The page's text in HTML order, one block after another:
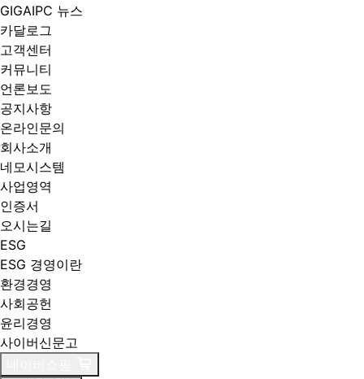
GIGAIPC 뉴스
카달로그
고객센터
커뮤니티
언론보도
공지사항
온라인문의
회사소개
네모시스템
사업영역
인증서
오시는길
ESG
ESG 경영이란
환경경영
사회공헌
윤리경영
사이버신문고